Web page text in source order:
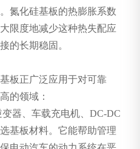
氮化硅基板的热膨胀系数
限度地减少这种热失配应
的长期稳固。
板正广泛应用于对可靠
的领域：
器、车载充电机、DC-DC
基板材料。它能帮助管理